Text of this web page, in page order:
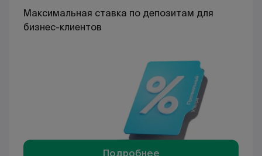
Максимальная ставка по депозитам для
бизнес-клиентов
Подробнее